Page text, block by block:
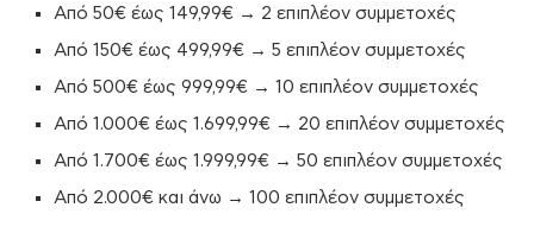
Από 50€ έως 149,99€ → 2 επιπλέον συμμετοχές
Από 150€ έως 499,99€ → 5 επιπλέον συμμετοχές
Από 500€ έως 999,99€ → 10 επιπλέον συμμετοχές
Από 1.000€ έως 1.699,99€ → 20 επιπλέον συμμετοχές
Από 1.700€ έως 1.999,99€ → 50 επιπλέον συμμετοχές
Από 2.000€ και άνω → 100 επιπλέον συμμετοχές